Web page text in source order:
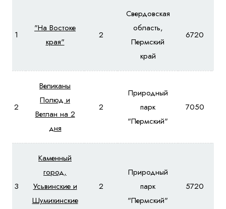
1
"На Востоке
края"
2
Свердовская
область,
Пермский
край
6720
2
Великаны
Полюд и
Ветлан на 2
дня
2
Природный
парк
"Пермский"
7050
3
Каменный
город,
Усьвинские и
Шумихинские
2
Природный
парк
"Пермский"
5720